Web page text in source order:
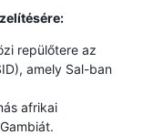
repülőtere az
amely Sal-ban
afrikai